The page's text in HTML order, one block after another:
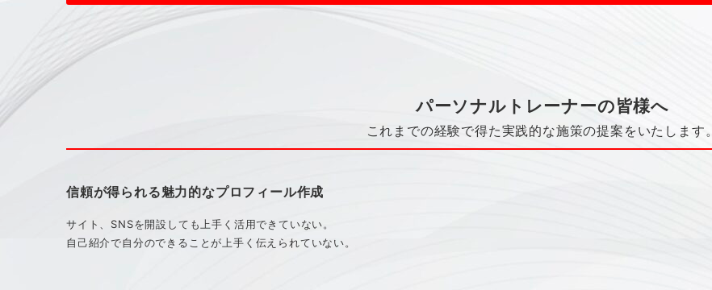
パーソナルトレーナーの皆様へ
これまでの経験で得た実践的な施策の提案をいたします。
信頼が得られる魅力的なプロフィール作成
サイト、SNSを開設しても上手く活用できていない。
自己紹介で自分のできることが上手く伝えられていない。